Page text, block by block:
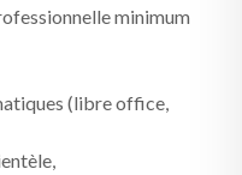
minimum
(libre office,